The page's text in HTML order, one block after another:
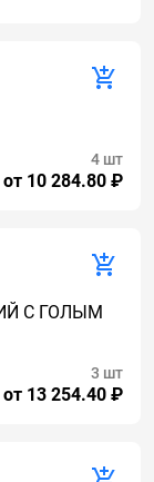
от 10 284.80 ₽
4 шт
С ГОЛЫМ
от 13 254.40 ₽
3 шт